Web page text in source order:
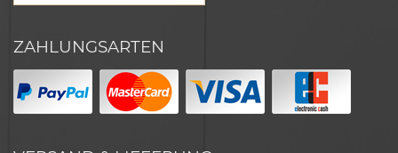
ZAHLUNGSARTEN